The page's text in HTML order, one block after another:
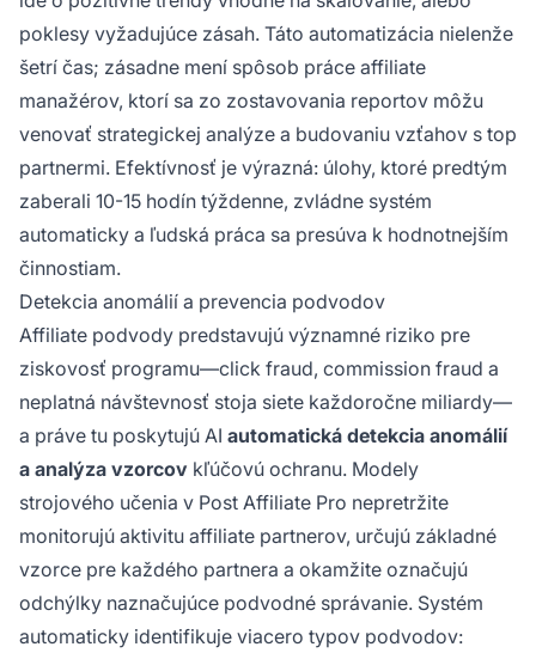
poklesy vyžadujúce zásah. Táto automatizácia nielenže
šetrí čas; zásadne mení spôsob práce affiliate
manažérov, ktorí sa zo zostavovania reportov môžu
venovať strategickej analýze a budovaniu vzťahov s top
partnermi. Efektívnosť je výrazná: úlohy, ktoré predtým
zaberali 10-15 hodín týždenne, zvládne systém
automaticky a ľudská práca sa presúva k hodnotnejším
činnostiam.
Detekcia anomálií a prevencia podvodov
Affiliate podvody predstavujú významné riziko pre
ziskovosť programu—click fraud, commission fraud a
neplatná návštevnosť stoja siete každoročne miliardy—
a práve tu poskytujú AI automatická detekcia anomálií
a analýza vzorcov kľúčovú ochranu. Modely
strojového učenia v Post Affiliate Pro nepretržite
monitorujú aktivitu affiliate partnerov, určujú základné
vzorce pre každého partnera a okamžite označujú
odchýlky naznačujúce podvodné správanie. Systém
automaticky identifikuje viacero typov podvodov: